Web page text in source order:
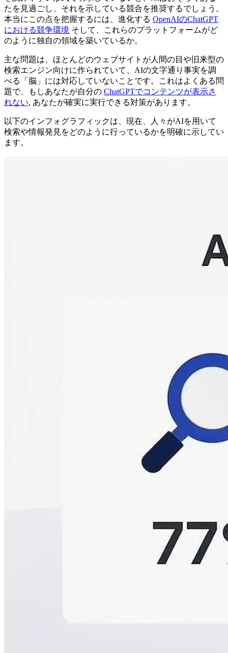
たを見過ごし、それを示している競合を推奨するでしょう。
本当にこの点を把握するには、進化する OpenAIのChatGPT
における競争環境 そして、これらのプラットフォームがど
のように独自の領域を築いているか。
主な問題は、ほとんどのウェブサイトが人間の目や旧来型の
検索エンジン向けに作られていて、AIの文字通り事実を調
べる「脳」には対応していないことです。これはよくある問
題で、もしあなたが自分の ChatGPTでコンテンツが表示さ
れない, あなたが確実に実行できる対策があります。
以下のインフォグラフィックは、現在、人々がAIを用いて
検索や情報発見をどのように行っているかを明確に示してい
ます。